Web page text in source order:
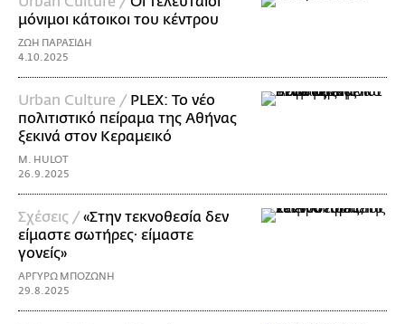
μόνιμοι κάτοικοι του κέντρου
ΖΩΗ ΠΑΡΑΣΙΔΗ
4.10.2025
Urban Culture / PLEX: Το νέο
πολιτιστικό πείραμα της Αθήνας
ξεκινά στον Κεραμεικό
M. HULOT
26.9.2025
Σχέσεις /«Στην τεκνοθεσία δεν
είμαστε σωτήρες· είμαστε
γονείς»
ΑΡΓΥΡΩ ΜΠΟΖΩΝΗ
29.8.2025